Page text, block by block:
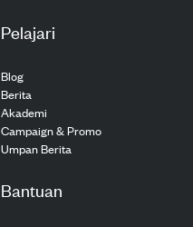
Pelajari
Blog
Berita
Akademi
Campaign & Promo
Umpan Berita
Bantuan